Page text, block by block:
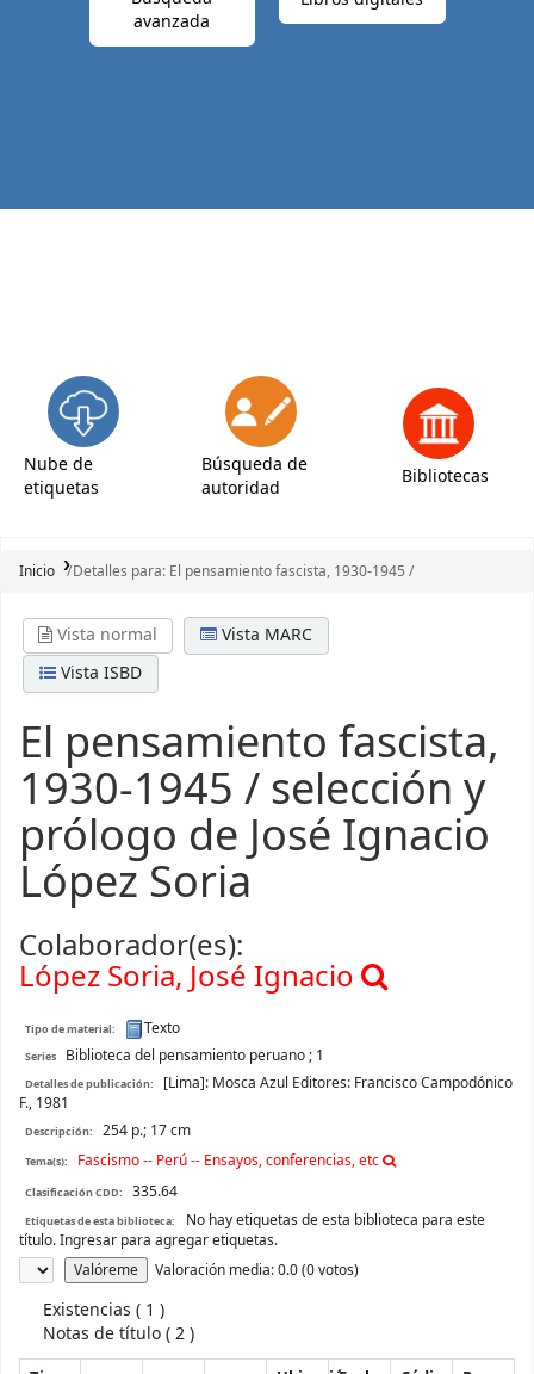
avanzada
Nube de
etiquetas
Búsqueda de
autoridad
Bibliotecas
Inicio Detalles para: El pensamiento fascista, 1930-1945 /
Vista normal
Vista MARC
Vista ISBD
El pensamiento fascista,
1930-1945 /selección y
prólogo de José Ignacio
López Soria
Colaborador(es):
López Soria, José Ignacio
Tipo de material: Texto
Series Biblioteca del pensamiento peruano; 1
Detalles de publicación: [Lima]: Mosca Azul Editores: Francisco Campodónico
F., 1981
Descripción: 254 p.; 17 cm
Tema(s): Fascismo -- Perú -- Ensayos, conferencias, etc
Clasificación CDD: 335.64
Etiquetas de esta biblioteca:
No hay etiquetas de esta biblioteca para este
título.Ingresar para agregar etiquetas.
Valoración Valoración media: 0.0 (0 votos)
Existencias ( 1 )
Notas de título ( 2 )